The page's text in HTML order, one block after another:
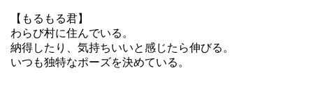
【もるもる君】
わらび村に住んでいる。
納得したり、気持ちいいと感じたら伸びる。
いつも独特なポーズを決めている。